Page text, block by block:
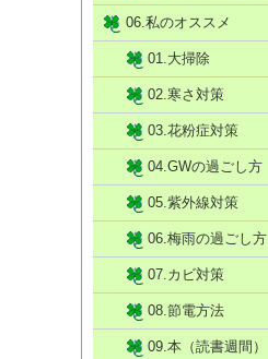
06.私のオススメ
01.大掃除
02.寒さ対策
03.花粉症対策
04.GWの過ごし方
05.紫外線対策
06.梅雨の過ごし方
07.カビ対策
08.節電方法
09.本（読書週間）